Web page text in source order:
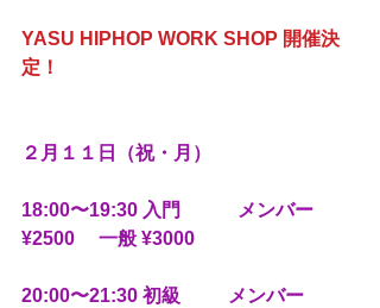
YASU HIPHOP WORK SHOP 開催決
定！
２月１１日（祝・月）
18:00〜19:30 入門　　　メンバー
¥2500 　一般 ¥3000
20:00〜21:30 初級  　　メンバー